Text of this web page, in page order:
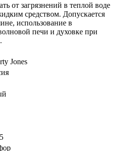
от загрязнений в теплой воде
средством. Допускается
использование в
печи и духовке при
Jones